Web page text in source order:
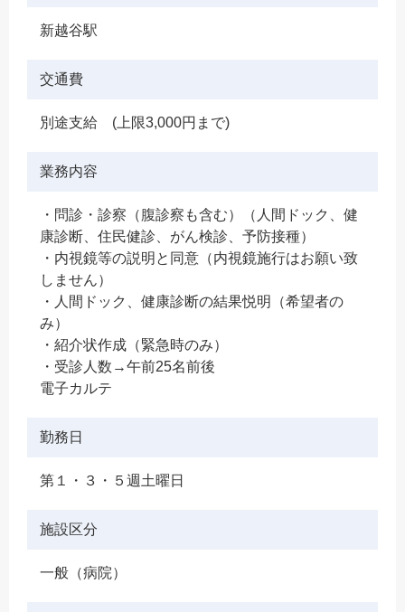
新越谷駅
交通費
別途支給 (上限3,000円まで)
業務内容
・問診・診察（腹診察も含む）（人間ドック、健
康診断、住民健診、がん検診、予防接種）
・内視鏡等の説明と同意（内視鏡施行はお願い致
しません）
・人間ドック、健康診断の結果悦明（希望者の
み）
・紹介状作成（緊急時のみ）
・受診人数→午前25名前後
電子カルテ
勤務日
第１・３・５週土曜日
施設区分
一般（病院）